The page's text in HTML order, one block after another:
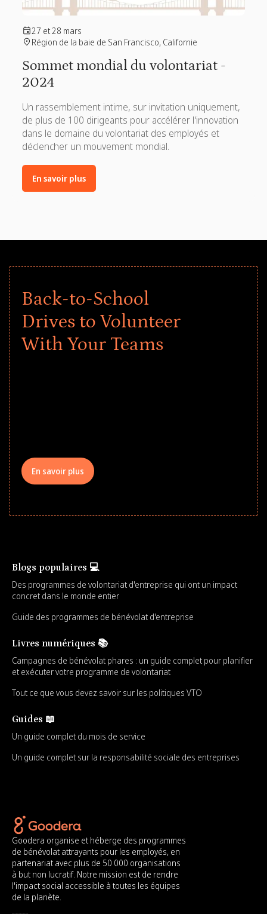
27 et 28 mars
Région de la baie de San Francisco, Californie
Sommet mondial du volontariat -
2024
Un rassemblement intime, sur invitation uniquement,
de plus de 100 dirigeants pour accélérer l'innovation
dans le domaine du volontariat des employés et
déclencher un mouvement mondial.
En savoir plus
Back-to-School
Drives to Volunteer
With Your Teams
En savoir plus
Blogs populaires 💻
Des programmes de volontariat d'entreprise qui ont un impact
concret dans le monde entier
Guide des programmes de bénévolat d'entreprise
Livres numériques 📚
Campagnes de bénévolat phares : un guide complet pour planifier
et exécuter votre programme de volontariat
Tout ce que vous devez savoir sur les politiques VTO
Guides 📖
Un guide complet du mois de service
Un guide complet sur la responsabilité sociale des entreprises
Goodera organise et héberge des programmes
de bénévolat attrayants pour les employés, en
partenariat avec plus de 50 000 organisations
à but non lucratif. Notre mission est de rendre
l'impact social accessible à toutes les équipes
de la planète.